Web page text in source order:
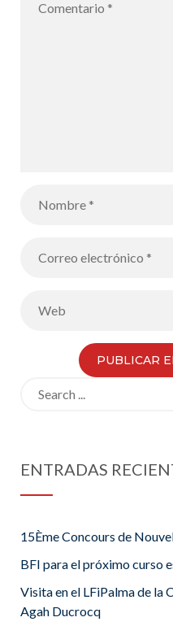
ENTRADAS
15Ème Concours de
BFI para el próximo curso
Visita en el LFiPalma de la
Agah Ducrocq